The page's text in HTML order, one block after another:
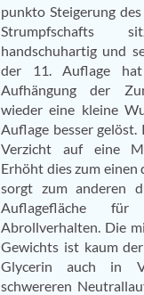
punkto Steigerung
Strumpfschafts
handschuhartig und
der 11. Auflage
Aufhängung der
wieder eine kleine
Auflage besser
Verzicht auf eine
Erhöht dies zum einen
sorgt zum anderen
Auflagefläche für
Abrollverhalten. Die
Gewichts ist kaum
Glycerin auch in
schwereren